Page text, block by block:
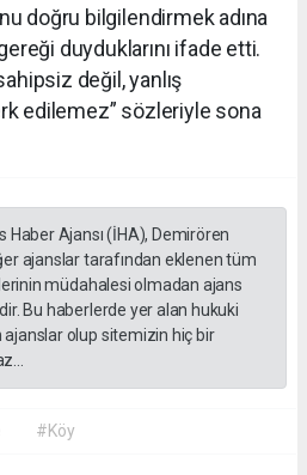
doğru bilgilendirmek adına
duyduklarını ifade etti.
değil, yanlış
edilemez” sözleriyle sona
Haber Ajansı (İHA), Demirören
ajanslar tarafından eklenen tüm
müdahalesi olmadan ajans
Bu haberlerde yer alan hukuki
olup sitemizin hiç bir
#Köy